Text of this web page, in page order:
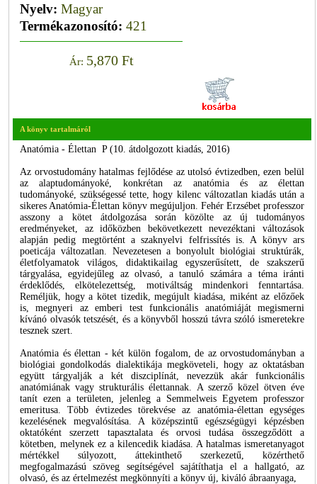
Nyelv: Magyar
Termékazonosító: 421
Ár: 5,870 Ft
A könyv tartalmáról
Anatómia - Élettan P (10. átdolgozott kiadás, 2016)
Az orvostudomány hatalmas fejlődése az utolsó évtizedben, ezen belül
az alaptudományoké, konkrétan az anatómia és az élettan
tudományoké, szükségessé tette, hogy kilenc változatlan kiadás után a
sikeres Anatómia-Élettan könyv megújuljon. Fehér Erzsébet professzor
asszony a kötet átdolgozása során közölte az új tudományos
eredményeket, az időközben bekövetkezett nevezéktani változások
alapján pedig megtörtént a szaknyelvi felfrissítés is. A könyv ars
poeticája változatlan. Nevezetesen a bonyolult biológiai struktúrák,
életfolyamatok világos, didaktikailag egyszerűsített, de szakszerű
tárgyalása, egyidejűleg az olvasó, a tanuló számára a téma iránti
érdeklődés, elkötelezettség, motiváltság mindenkori fenntartása.
Reméljük, hogy a kötet tizedik, megújult kiadása, miként az előzőek
is, megnyeri az emberi test funkcionális anatómiáját megismerni
kívánó olvasók tetszését, és a könyvből hosszú távra szóló ismeretekre
tesznek szert.
Anatómia és élettan - két külön fogalom, de az orvostudományban a
biológiai gondolkodás dialektikája megköveteli, hogy az oktatásban
együtt tárgyalják a két diszciplínát, nevezzük akár funkcionális
anatómiának vagy strukturális élettannak. A szerző közel ötven éve
tanít ezen a területen, jelenleg a Semmelweis Egyetem professzor
emeritusa. Több évtizedes törekvése az anatómia-élettan egységes
kezelésének megvalósítása. A középszintű egészségügyi képzésben
oktatóként szerzett tapasztalata és orvosi tudása összegződött a
kötetben, melynek ez a kilencedik kiadása. A hatalmas ismeretanyagot
mértékkel súlyozott, áttekinthető szerkezetű, közérthető
megfogalmazású szöveg segítségével sajátíthatja el a hallgató, az
olvasó, és az értelmezést megkönnyíti a könyv új, kiváló ábraanyaga,